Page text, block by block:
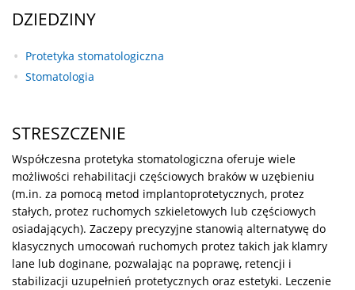
DZIEDZINY
Protetyka stomatologiczna
Stomatologia
STRESZCZENIE
Współczesna protetyka stomatologiczna oferuje wiele
możliwości rehabilitacji częściowych braków w uzębieniu
(m.in. za pomocą metod implantoprotetycznych, protez
stałych, protez ruchomych szkieletowych lub częściowych
osiadających). Zaczepy precyzyjne stanowią alternatywę do
klasycznych umocowań ruchomych protez takich jak klamry
lane lub doginane, pozwalając na poprawę, retencji i
stabilizacji uzupełnień protetycznych oraz estetyki. Leczenie